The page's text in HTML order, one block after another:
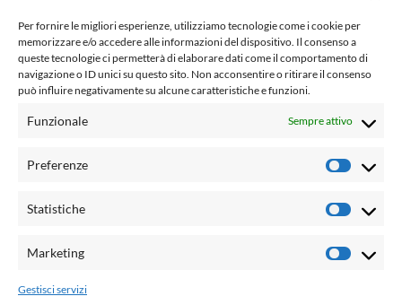
Per fornire le migliori esperienze, utilizziamo tecnologie come i cookie per
memorizzare e/o accedere alle informazioni del dispositivo. Il consenso a
queste tecnologie ci permetterà di elaborare dati come il comportamento di
navigazione o ID unici su questo sito. Non acconsentire o ritirare il consenso
può influire negativamente su alcune caratteristiche e funzioni.
Funzionale Sempre attivo
Preferenze
Statistiche
Marketing
Gestisci servizi
www.laletteraturaenoi.it
fondato da Romano Luperini
Questo blog non rappresenta una testata giornalistica in
quanto viene aggiornato senza alcuna periodicità. Non può
legge n° 62 del 7.03.2001. L'autore non è responsabile per
email: